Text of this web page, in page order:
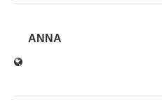
ANNA